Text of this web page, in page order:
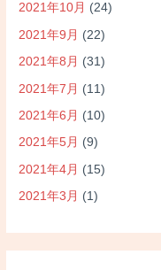
2021年10月 (24)
2021年9月 (22)
2021年8月 (31)
2021年7月 (11)
2021年6月 (10)
2021年5月 (9)
2021年4月 (15)
2021年3月 (1)